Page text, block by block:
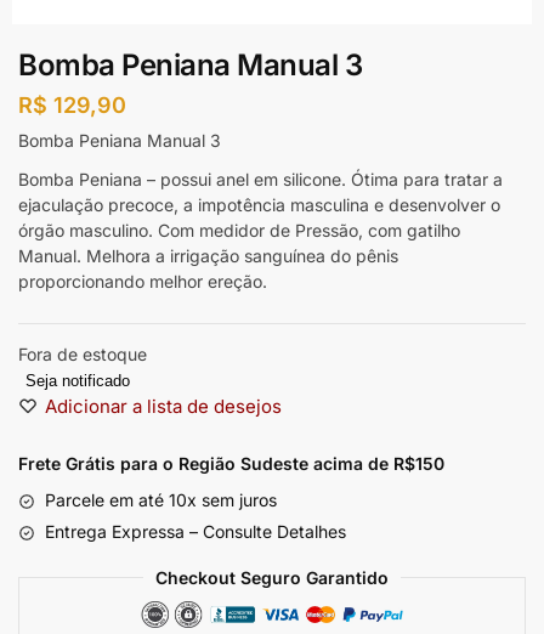
Bomba Peniana Manual 3
R$ 129,90
Bomba Peniana Manual 3
Bomba Peniana – possui anel em silicone. Ótima para tratar a
ejaculação precoce, a impotência masculina e desenvolver o
órgão masculino. Com medidor de Pressão, com gatilho
Manual. Melhora a irrigação sanguínea do pênis
proporcionando melhor ereção.
Fora de estoque
Seja notificado
Adicionar a lista de desejos
Frete Grátis para o Região Sudeste acima de R$150
Parcele em até 10x sem juros
Entrega Expressa – Consulte Detalhes
Checkout Seguro Garantido